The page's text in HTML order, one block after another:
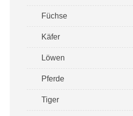
Füchse
Käfer
Löwen
Pferde
Tiger